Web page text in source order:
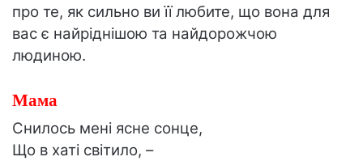
про те, як сильно ви її любите, що вона для
вас є найріднішою та найдорожчою
людиною.
Мама
Снилось мені ясне сонце,
Що в хаті світило, –